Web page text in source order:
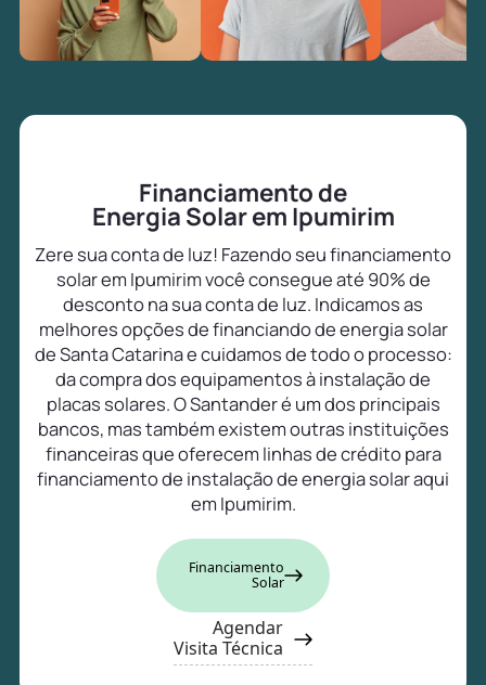
Financiamento de
Energia Solar em Ipumirim
Zere sua conta de luz! Fazendo seu financiamento
solar em Ipumirim você consegue até 90% de
desconto na sua conta de luz. Indicamos as
melhores opções de financiando de energia solar
de Santa Catarina e cuidamos de todo o processo:
da compra dos equipamentos à instalação de
placas solares. O Santander é um dos principais
bancos, mas também existem outras instituições
financeiras que oferecem linhas de crédito para
financiamento de instalação de energia solar aqui
em Ipumirim.
Financiamento
Solar
Agendar
Visita Técnica